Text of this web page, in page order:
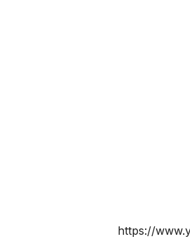
https://